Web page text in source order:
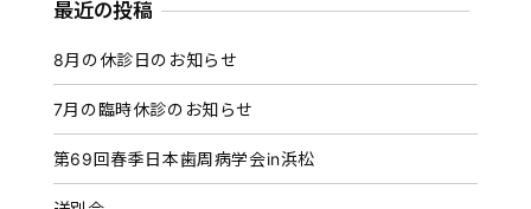
カ
ブ
最近の投稿
8月の休診日のお知らせ
7月の臨時休診のお知らせ
第69回春季日本歯周病学会in浜松